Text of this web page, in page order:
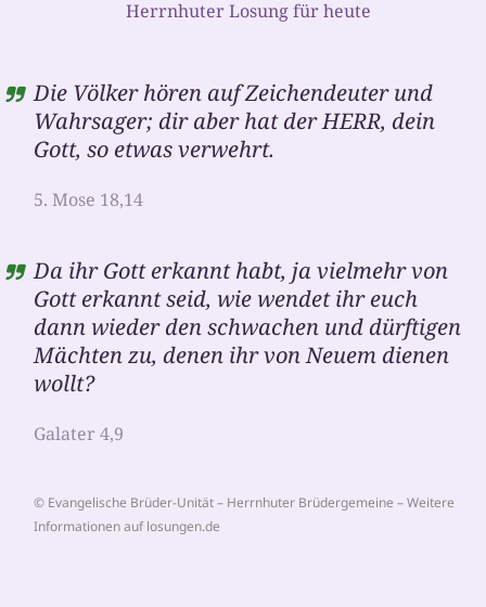
Herrnhuter Losung für heute
Die Völker hören auf Zeichendeuter und
Wahrsager; dir aber hat der HERR, dein
Gott, so etwas verwehrt.
5. Mose 18,14
Da ihr Gott erkannt habt, ja vielmehr von
Gott erkannt seid, wie wendet ihr euch
dann wieder den schwachen und dürftigen
Mächten zu, denen ihr von Neuem dienen
wollt?
Galater 4,9
© Evangelische Brüder-Unität – Herrnhuter Brüdergemeine – Weitere
Informationen auflosungen.de